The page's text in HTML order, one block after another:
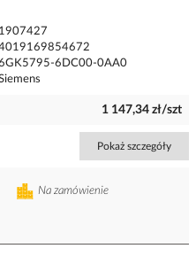
1907427
6DC00-0AA0
1 147,34 zł/szt
Pokaż szczegóły
Na zamówienie